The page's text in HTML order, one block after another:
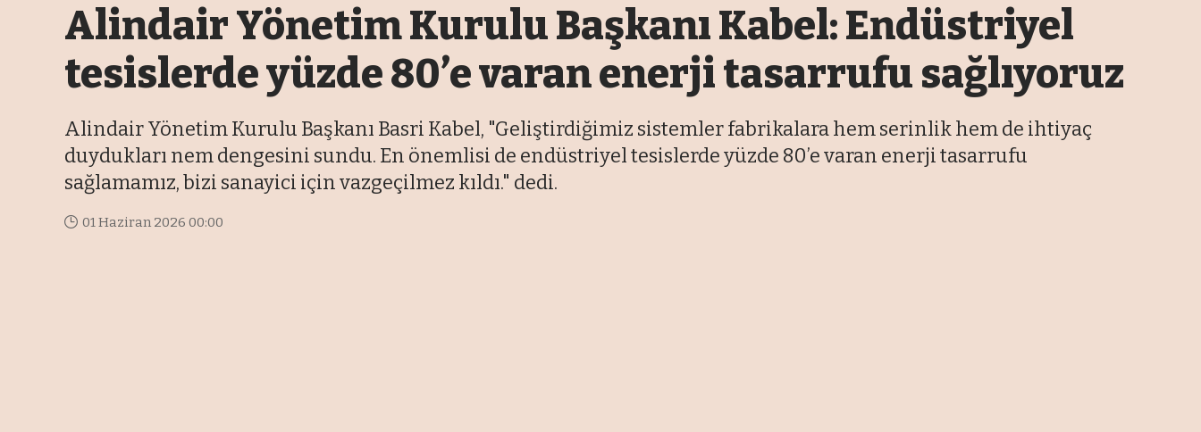
Alindair Yönetim Kurulu Başkanı Kabel: Endüstriyel
tesislerde yüzde 80’e varan enerji tasarrufu sağlıyoruz
Alindair Yönetim Kurulu Başkanı Basri Kabel, "Geliştirdiğimiz sistemler fabrikalara hem serinlik hem de ihtiyaç
duydukları nem dengesini sundu. En önemlisi de endüstriyel tesislerde yüzde 80’e varan enerji tasarrufu
sağlamamız, bizi sanayici için vazgeçilmez kıldı." dedi.
01 Haziran 2026 00:00